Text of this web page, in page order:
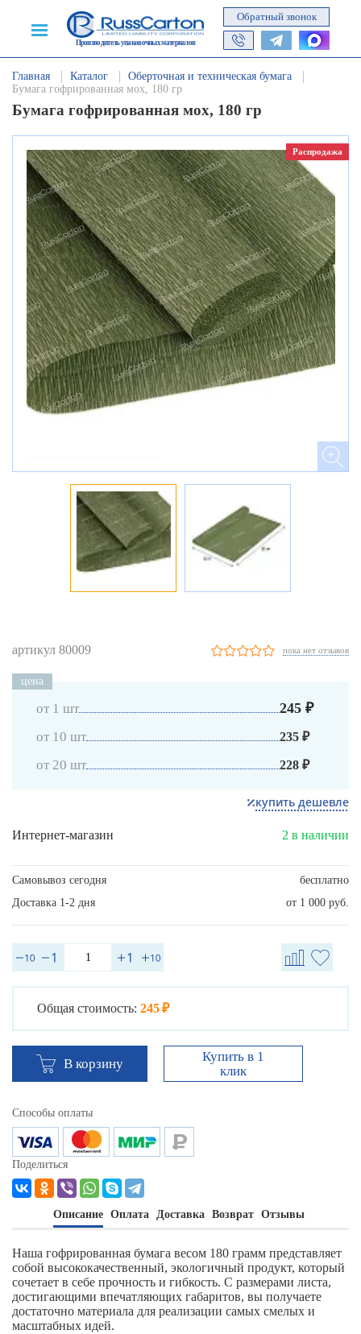
Производитель упаковочных материалов
Обратный звонок
Главная Каталог
Оберточная и техническая бумага
Бумага гофрированная мох, 180 гр
Бумага гофрированная мох, 180 гр
Распродажа
артикул 80009 пока нет отзывов
цена
от 1 шт 245 ₽
от 10 шт 235 ₽
от 20 шт 228 ₽
купить дешевле
Интернет-магазин 2 в наличии
Самовывоз сегодня
бесплатно
Доставка 1-2 дня
от 1 000 руб.
Общая стоимость: 245 ₽
В корзину
Купить в 1
клик
Способы оплаты
Поделиться
Описание Оплата Доставка Возврат Отзывы
Наша гофрированная бумага весом 180 грамм представляет
собой высококачественный, экологичный продукт, который
сочетает в себе прочность и гибкость. С размерами листа,
достигающими впечатляющих габаритов, вы получаете
достаточно материала для реализации самых смелых и
масштабных идей.